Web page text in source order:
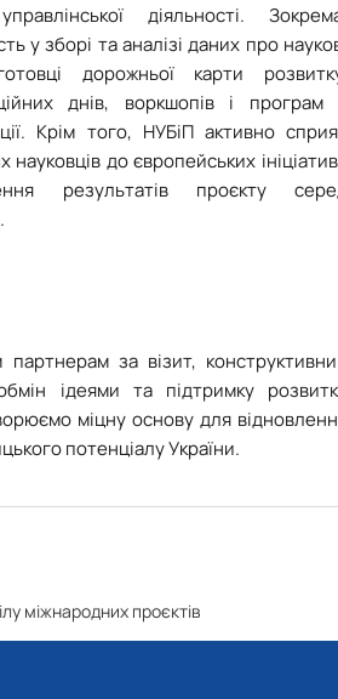
діяльності.
у зборі та аналізі даних про
дорожньої карти
днів, воркшопів і програм
Крім того, НУБіП активно
до європейських ініціатив
результатів проєкту
за візит,
ідеями та підтримку
міцну основу для
потенціалу України.
міжнародних проєктів